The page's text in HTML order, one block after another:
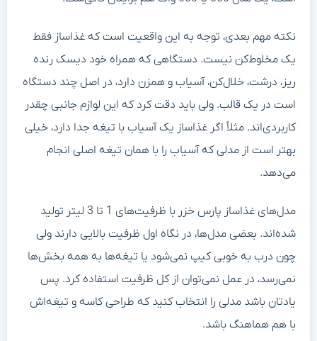
نکته مهم بعدی، توجه به این واقعیت است که غذاساز فقط
یک مخلوط‌کن نیست. دستگاهی که همراه خود دیسک رنده
ریز، درشت، خلال‌کن، آسیاب و همزن دارد، در اصل چند دستگاه
است در یک قالب. ولی باید دقت کرد که این لوازم جانبی چقدر
کاربردی‌اند. مثلاً اگر غذاساز یک آسیاب با تیغه جدا دارد، خیلی
بهتر است از مدلی که آسیاب را با همان تیغه اصلی انجام
می‌دهد.
مدل‌های غذاساز پارس خزر با ظرفیت‌های 1 تا 3 لیتر تولید
شده‌اند. بعضی مدل‌ها، در نگاه اول ظرفیت بالایی دارند ولی
چون درب به خوبی کیپ نمی‌شود یا تیغه‌ها به همه بخش‌ها
نمی‌رسد، در عمل نمی‌توان از کل ظرفیت استفاده کرد. پس
یادتان باشد مدلی را انتخاب کنید که طراحی کاسه و تیغه‌اش
با هم هماهنگ باشد.